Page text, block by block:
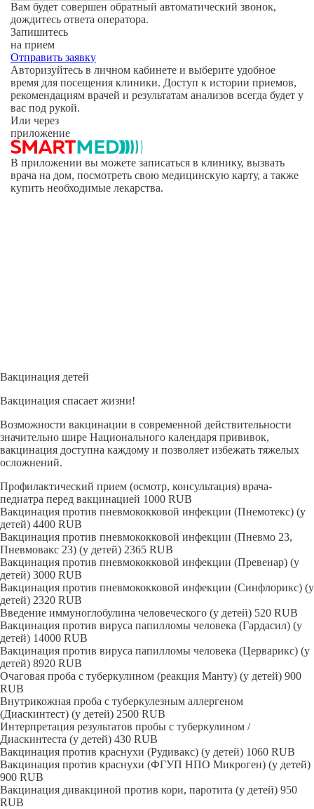
Вам будет совершен обратный автоматический звонок,
дождитесь ответа оператора.
Запишитесь
на прием
Отправить заявку
Авторизуйтесь в личном кабинете и выберите удобное
время для посещения клиники. Доступ к истории приемов,
рекомендациям врачей и результатам анализов всегда будет у
вас под рукой.
Или через
приложение
В приложении вы можете записаться в клинику, вызвать
врача на дом, посмотреть свою медицинскую карту, а также
купить необходимые лекарства.
Вакцинация детей
Вакцинация спасает жизни!
Возможности вакцинации в современной действительности
значительно шире Национального календаря прививок,
вакцинация доступна каждому и позволяет избежать тяжелых
осложнений.
Профилактический прием (осмотр, консультация) врача-
педиатра перед вакцинацией 1000 RUB
Вакцинация против пневмококковой инфекции (Пнемотекс) (у
детей) 4400 RUB
Вакцинация против пневмококковой инфекции (Пневмо 23,
Пневмовакс 23) (у детей) 2365 RUB
Вакцинация против пневмококковой инфекции (Превенар) (у
детей) 3000 RUB
Вакцинация против пневмококковой инфекции (Синфлорикс) (у
детей) 2320 RUB
Введение иммуноглобулина человеческого (у детей) 520 RUB
Вакцинация против вируса папилломы человека (Гардасил) (у
детей) 14000 RUB
Вакцинация против вируса папилломы человека (Церварикс) (у
детей) 8920 RUB
Очаговая проба с туберкулином (реакция Манту) (у детей) 900
RUB
Внутрикожная проба с туберкулезным аллергеном
(Диаскинтест) (у детей) 2500 RUB
Интерпретация результатов пробы с туберкулином /
Диаскинтеста (у детей) 430 RUB
Вакцинация против краснухи (Рудивакс) (у детей) 1060 RUB
Вакцинация против краснухи (ФГУП НПО Микроген) (у детей)
900 RUB
Вакцинация дивакциной против кори, паротита (у детей) 950
RUB